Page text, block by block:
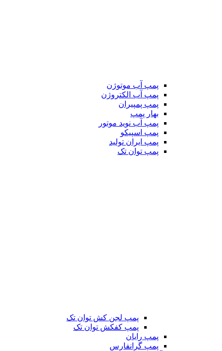
پمپ آب موتوژن
پمپ آب الکتروژن
پمپ پمپیران
بهار پمپ
پمپ آب نوید موتور
پمپ اسپیکو
پمپ ایران تولید
پمپ توان تک
پمپ لجن کش توان تک
پمپ کفکش توان تک
پمپ رایان
پمپ گرانفارس